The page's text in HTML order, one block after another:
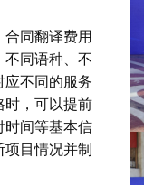
同翻译费用
不同语种、不
应不同的服务
时，可以提前
时间等基本信
目情况并制